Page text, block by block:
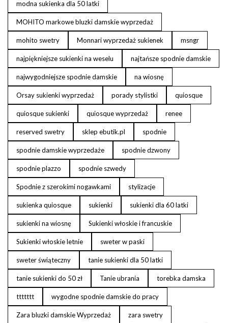
modna sukienka dla 50 latki
MOHITO markowe bluzki damskie wyprzedaż
mohito swetry Monnari wyprzedaż sukienek msngr
najpiękniejsze sukienki na weselu najtańsze spodnie damskie
najwygodniejsze spodnie damskie na wiosnę
Orsay sukienki wyprzedaż porady stylistki quiosque
quiosque sukienki quiosque wyprzedaż renee
reserved swetry sklep ebutik.pl spodnie
spodnie damskie wyprzedaże spodnie dzwony
spodnie plazzo spodnie szwedy
Spodnie z szerokimi nogawkami stylizacje
sukienka quiosque sukienki sukienki dla 60 latki
sukienki na wiosnę Sukienki włoskie i francuskie
Sukienki włoskie letnie sweter w paski
sweter świąteczny tanie sukienki dla 50 latki
tanie sukienki do 50 zł Tanie ubrania torebka damska
ttttttt wygodne spodnie damskie do pracy
Zara bluzki damskie Wyprzedaż zara swetry